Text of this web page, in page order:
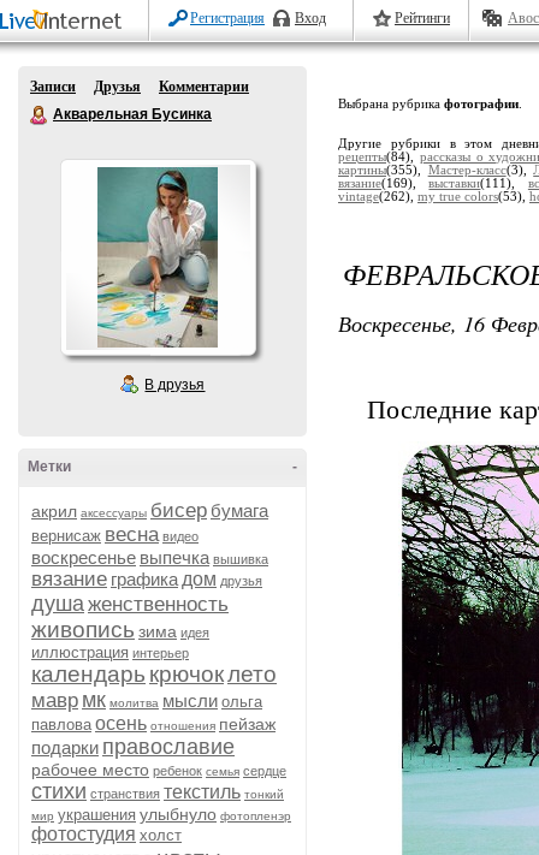
Регистрация Вход Рейтинги
Записи Друзья
Комментарии
Акварельная Бусинка
В друзья
-
Метки
акрил аксессуары бисер бумага
вернисаж весна видео
воскресенье выпечка вышивка
вязание графика дом друзья
душаженственность
живопись зима идея
иллюстрация интерьер
календарь крючоклето
мавр мк молитва мысли ольга
павлова осень отношения пейзаж
подарки православие
рабочее место ребенок семья сердце
стихи странствия текстиль тонкий
мир украшения улыбнуло фотопленэр
фотостудия холст
Выбрана рубрика фотографии
Другие рубрики в этом
рецепты(84), рассказы о
картины(355), Мастер-класс(3),
вязание(169),выставки(111),
vintage(262), my true colors(53),
Воскресенье, 16
Последние